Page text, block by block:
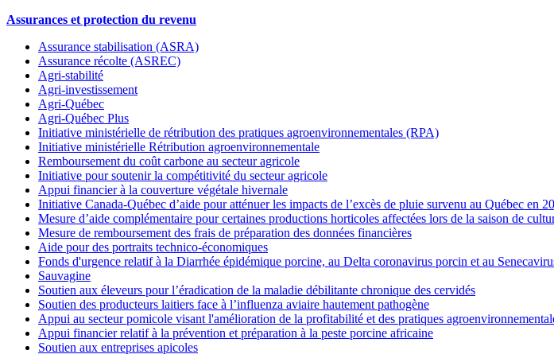
Assurances et protection du revenu
Assurance stabilisation (ASRA)
Assurance récolte (ASREC)
Agri-stabilité
Agri-investissement
Agri-Québec
Agri-Québec Plus
Initiative ministérielle de rétribution des pratiques agroenvironnementales (RPA)
Initiative ministérielle Rétribution agroenvironnementale
Remboursement du coût carbone au secteur agricole
Initiative pour soutenir la compétitivité du secteur agricole
Appui financier à la couverture végétale hivernale
Initiative Canada-Québec d’aide pour atténuer les impacts de l’excès de pluie survenu au Québec en
Mesure d’aide complémentaire pour certaines productions horticoles affectées lors de la saison de
Mesure de remboursement des frais de préparation des données financières
Aide pour des portraits technico-économiques
Fonds d'urgence relatif à la Diarrhée épidémique porcine, au Delta coronavirus porcin et au
Sauvagine
Soutien aux éleveurs pour l’éradication de la maladie débilitante chronique des cervidés
Soutien des producteurs laitiers face à l’influenza aviaire hautement pathogène
Appui au secteur pomicole visant l'amélioration de la profitabilité et des pratiques
Appui financier relatif à la prévention et préparation à la peste porcine africaine
Soutien aux entreprises apicoles